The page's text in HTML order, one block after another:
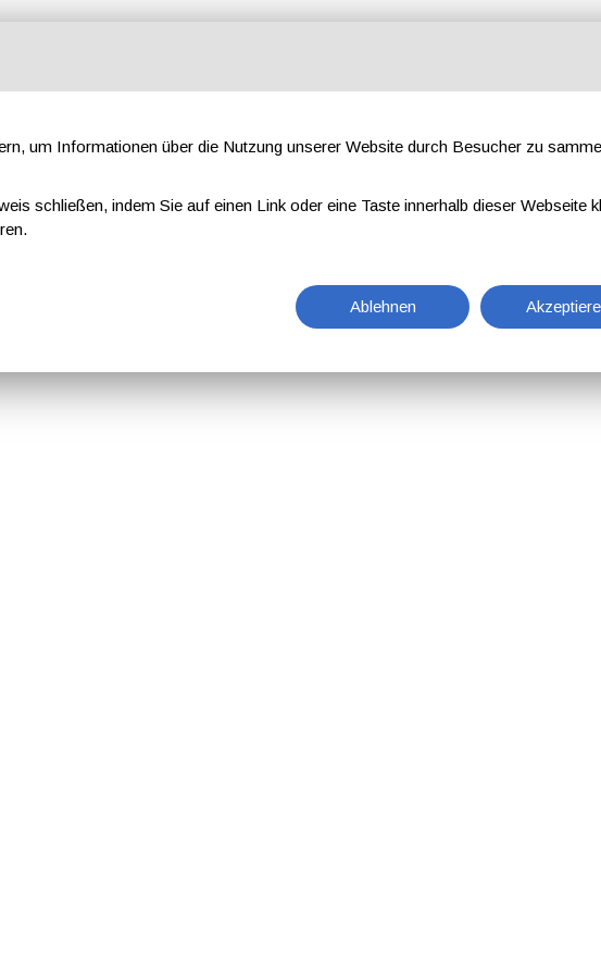
um Informationen über die Nutzung unserer Website durch Besucher zu
schließen, indem Sie auf einen Link oder eine Taste innerhalb dieser Webseite
Ablehnen